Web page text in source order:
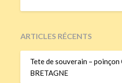
ARTICLES RÉCENTS
Tete de souverain – poinçon
BRETAGNE